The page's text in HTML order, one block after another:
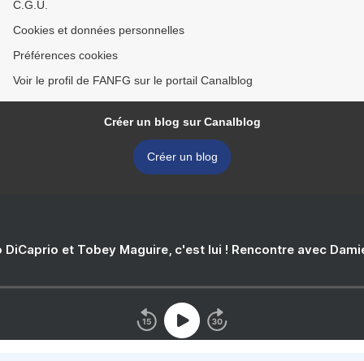
C.G.U.
Cookies et données personnelles
Préférences cookies
Voir le profil de FANFG sur le portail Canalblog
Créer un blog sur Canalblog
Créer un blog
DiCaprio et Tobey Maguire, c'est lui ! Rencontre avec